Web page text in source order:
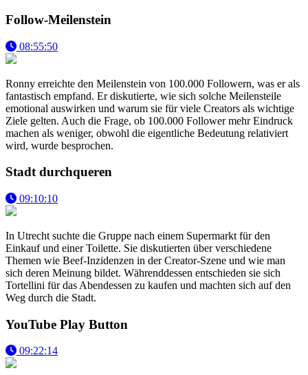
Follow-Meilenstein
08:55:50
Ronny erreichte den Meilenstein von 100.000 Followern, was er als
fantastisch empfand. Er diskutierte, wie sich solche Meilensteile
emotional auswirken und warum sie für viele Creators als wichtige
Ziele gelten. Auch die Frage, ob 100.000 Follower mehr Eindruck
machen als weniger, obwohl die eigentliche Bedeutung relativiert
wird, wurde besprochen.
Stadt durchqueren
09:10:10
In Utrecht suchte die Gruppe nach einem Supermarkt für den
Einkauf und einer Toilette. Sie diskutierten über verschiedene
Themen wie Beef-Inzidenzen in der Creator-Szene und wie man
sich deren Meinung bildet. Währenddessen entschieden sie sich
Tortellini für das Abendessen zu kaufen und machten sich auf den
Weg durch die Stadt.
YouTube Play Button
09:22:14